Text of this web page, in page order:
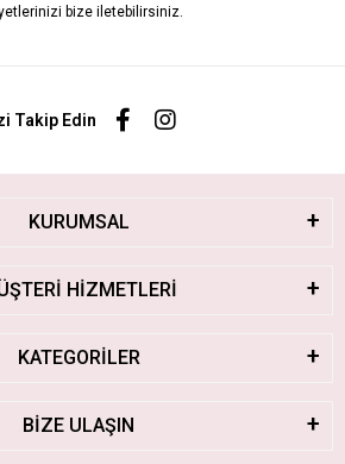
bize iletebilirsiniz.
Takip Edin
KURUMSAL
HİZMETLERİ
KATEGORİLER
BİZE ULAŞIN